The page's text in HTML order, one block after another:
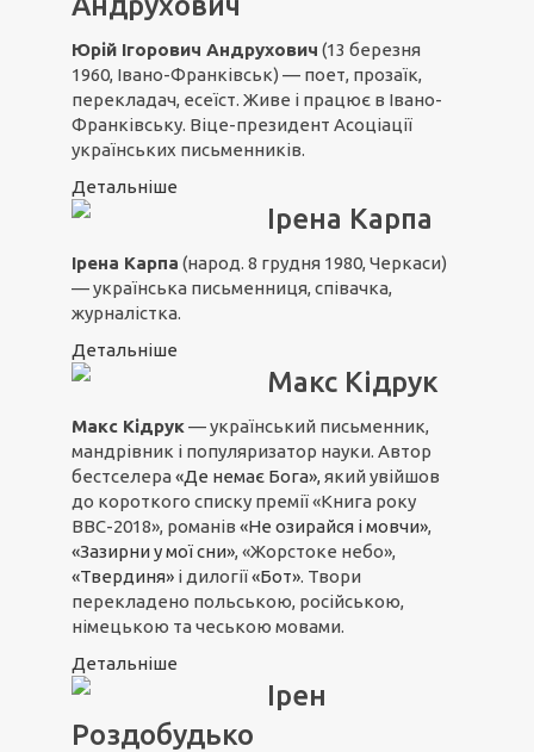
Юрій Ігорович Андрухович (13 березня
1960, Івано-Франківськ) — поет, прозаїк,
перекладач, есеїст. Живе і працює в Івано-
Франківську. Віце-президент Асоціації
українських письменників.
Детальніше
Ірена Карпа
Ірена Карпа (народ. 8 грудня 1980, Черкаси)
— українська письменниця, співачка,
журналістка.
Детальніше
Макс Кідрук
Макс Кідрук— український письменник,
мандрівник і популяризатор науки. Автор
бестселера «Де немає Бога»,який увійшов
до короткого списку премії «Книга року
ВВС-2018», романів «Не озирайся і мовчи»,
«Зазирни у мої сни», «Жорстоке небо»,
«Твердиня» і дилогії«Бот». Твори
перекладено польською, російською,
німецькою та чеською мовами.
Детальніше
Ірен
Роздобудько